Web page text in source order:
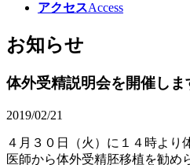
アクセスAccess
お知らせ
体外受精説明会を開催しま
2019/02/21
４月３０日（火）に１４時より
医師から体外受精胚移植を勧め